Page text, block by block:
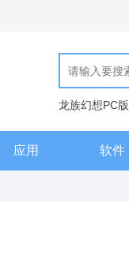
龙族幻想PC版
现代汉语词典
应用 软件